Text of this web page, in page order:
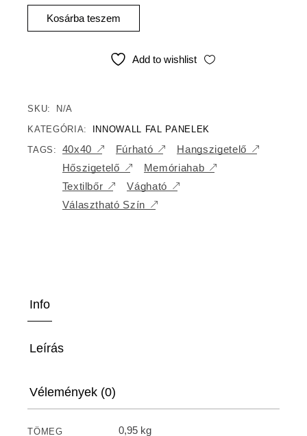
Kosárba teszem
Add to wishlist
SKU:
N/A
KATEGÓRIA:
INNOWALL FAL PANELEK
TAGS:
40x40 Fúrható
Hangszigetelő
Hőszigetelő
Memóriahab
Textilbőr
Vágható
Választható Szín
Info
Leírás
Vélemények (0)
TÖMEG 0,95 kg